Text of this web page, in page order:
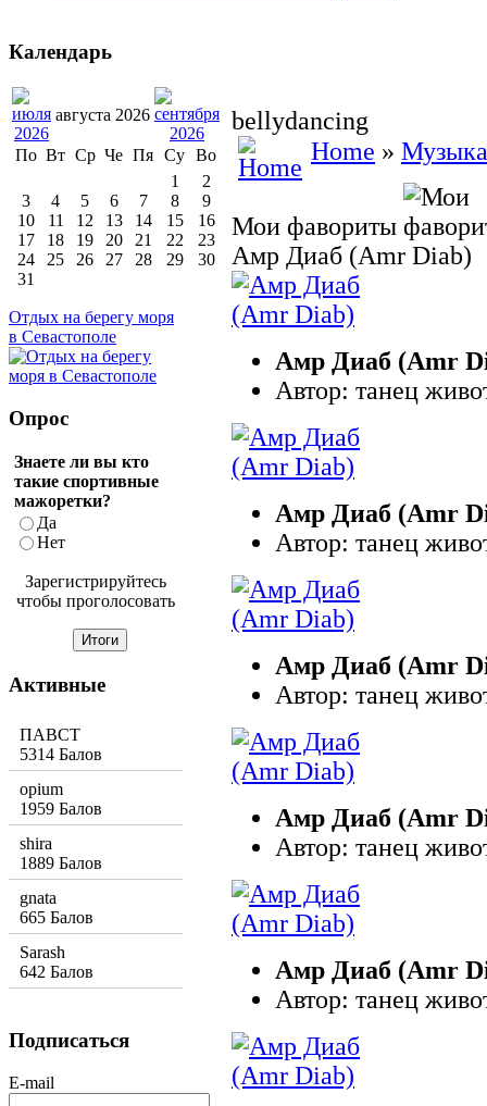
bellydancing
Home »
Мои фавориты
Амр Диаб (Amr Diab)
Амр Диаб (Amr
Автор: танец
Амр Диаб (Amr
Автор: танец
Амр Диаб (Amr
Автор: танец
Амр Диаб (Amr
Автор: танец
Амр Диаб (Amr
Автор: танец
Календарь
августа 2026
По Вт Ср Че Пя Су Во
1
2
3
4 5 6 7 8
9
10
11 12 13 14 15
16
17
18 19 20 21 22
23
24
25 26 27 28 29
30
31
Отдых на берегу моря
в Севастополе
Опрос
Знаете ли вы кто
такие спортивные
мажоретки?
Да
Нет
Зарегистрируйтесь
чтобы проголосовать
Активные
ПАВСТ
5314 Балов
opium
1959 Балов
shira
1889 Балов
gnata
665 Балов
Sarash
642 Балов
Подписаться
E-mail